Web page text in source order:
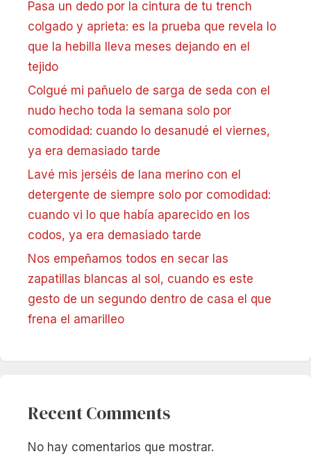
Pasa un dedo por la cintura de tu trench
colgado y aprieta: es la prueba que revela lo
que la hebilla lleva meses dejando en el
tejido
Colgué mi pañuelo de sarga de seda con el
nudo hecho toda la semana solo por
comodidad: cuando lo desanudé el viernes,
ya era demasiado tarde
Lavé mis jerséis de lana merino con el
detergente de siempre solo por comodidad:
cuando vi lo que había aparecido en los
codos, ya era demasiado tarde
Nos empeñamos todos en secar las
zapatillas blancas al sol, cuando es este
gesto de un segundo dentro de casa el que
frena el amarilleo
Recent Comments
No hay comentarios que mostrar.